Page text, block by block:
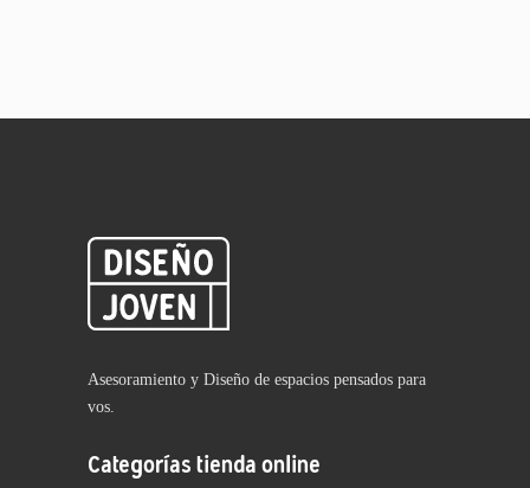
Asesoramiento y Diseño de espacios pensados para
vos.
Categorías tienda online